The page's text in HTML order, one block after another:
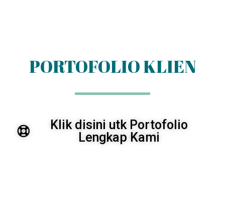
PORTOFOLIO KLIEN
Klik disini utk Portofolio
Lengkap Kami